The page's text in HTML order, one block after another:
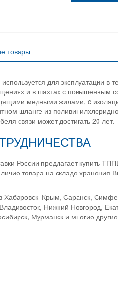
товары
для эксплуатации в
и в шахтах с повышенным
медными жилами, c
шланге из
связи может достигать 20 лет.
России предлагает купить
товара на складе
Хабаровск, Крым, Саранск,
Нижний Новгород,
Мурманск и многие